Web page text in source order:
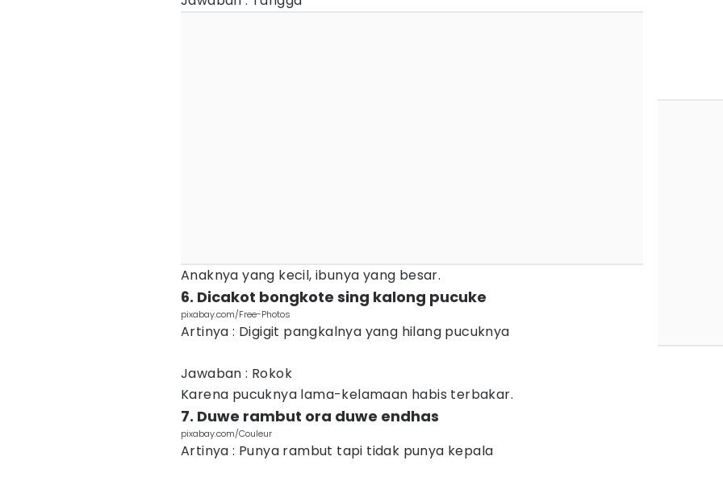
Anaknya yang kecil, ibunya yang besar.
6. Dicakot bongkote sing kalong pucuke
pixabay.com/Free-Photos
Artinya : Digigit pangkalnya yang hilang pucuknya
Jawaban : Rokok
Karena pucuknya lama-kelamaan habis terbakar.
7. Duwe rambut ora duwe endhas
pixabay.com/Couleur
Artinya : Punya rambut tapi tidak punya kepala